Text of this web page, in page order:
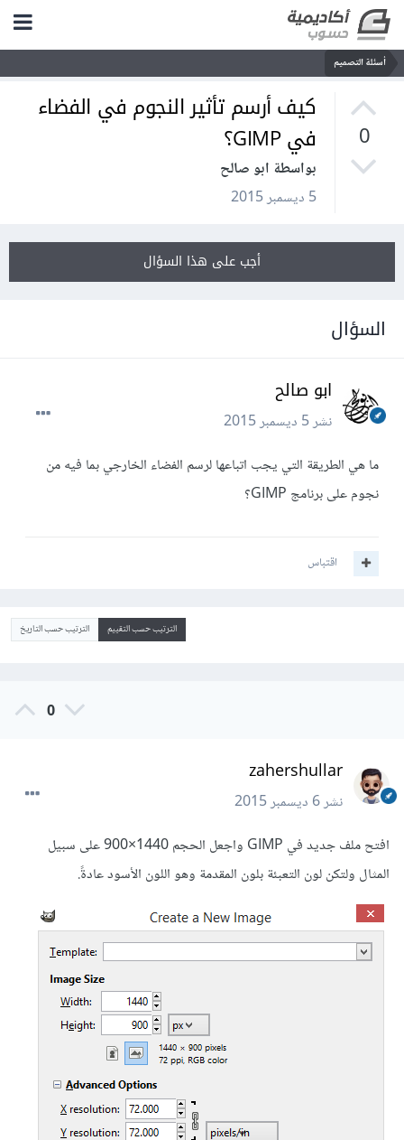
أسئلة التصميم
0
كيف أرسم تأثير النجوم في الفضاء
في GIMP؟
بواسطة ابو صالح
5 ديسمبر 2015
أجب على هذا السؤال
السؤال
ابو صالح
نشر5 ديسمبر 2015
ما هي الطريقة التي يجب اتباعها لرسم الفضاء الخارجي بما فيه من
نجوم على برنامج GIMP؟
اقتباس
الترتيب حسب التقييم الترتيب حسب التاريخ
0
zahershullar
نشر6 ديسمبر 2015
افتح ملف جديد في GIMP واجعل الحجم 1440×900 على سبيل
المثال ولتكن لون التعبئة بلون المقدمة وهو اللون الأسود عادةً.